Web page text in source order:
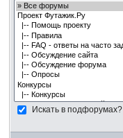
Искать в подфорумах?